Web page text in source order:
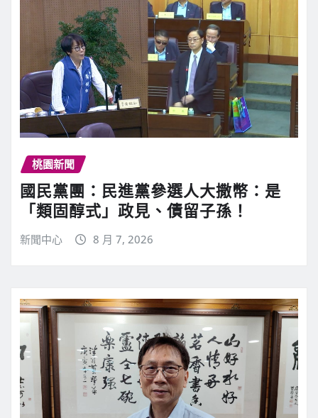
桃園新聞
國民黨團：民進黨參選人大撒幣：是
「類固醇式」政見、債留子孫！
新聞中心 8 月 7, 2026